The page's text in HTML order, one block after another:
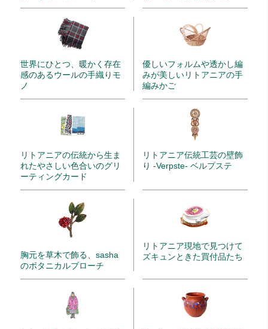
世界にひとつ、暖かく存在
感のあるウールの手織りモ
ノ
優しいフォルムや透かし編
みが美しいリトアニアの手
編みかご
リトアニアの伝統から生ま
れたやさしい色合いのグリ
ーティングカード
リトアニア伝統工芸の壁飾
り -Verpste- ベルプステ
胸元を草木で飾る、sasha
のボタニカルブローチ
リトアニア現地で見つけて
ズキュンときた買付品たち